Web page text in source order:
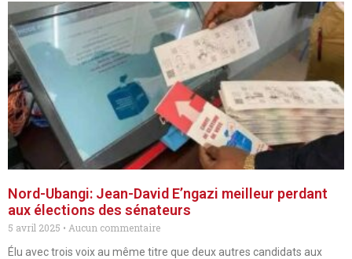
Nord-Ubangi: Jean-David E’ngazi meilleur perdant
aux élections des sénateurs
5 avril 2025
Aucun commentaire
Élu avec trois voix au même titre que deux autres candidats aux